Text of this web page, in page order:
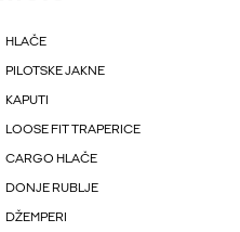
HLAČE
PILOTSKE JAKNE
KAPUTI
LOOSE FIT TRAPERICE
CARGO HLAČE
DONJE RUBLJE
DŽEMPERI